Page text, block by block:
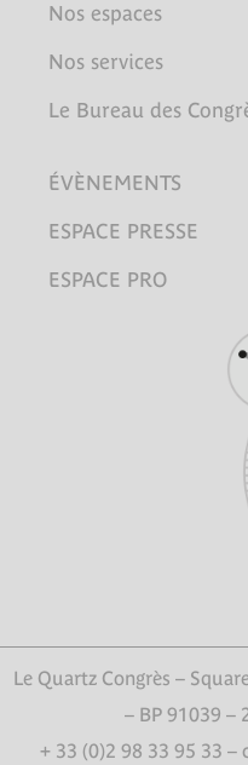
Nos espaces
Nos services
Le Bureau des
ÉVÈNEMENTS
ESPACE PRESSE
ESPACE PRO
Le Quartz Congrès –
– BP 91039 –
+ 33 (0)2 98 33 95 33 –